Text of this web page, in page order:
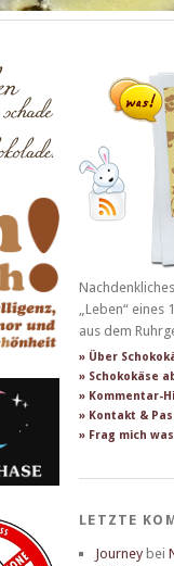
„Leben“ eines
aus dem
» Über
» Schokokäse
» Kommentar-
» Kontakt &
» Frag mich
LETZTE
Journey bei